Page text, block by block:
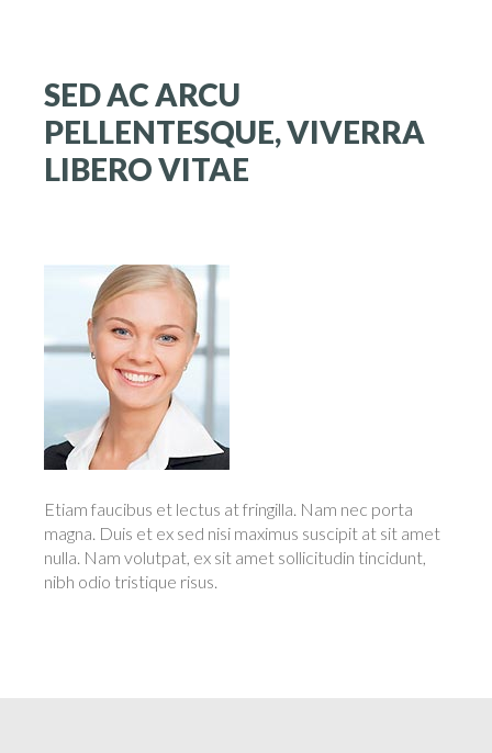
SEDACARCU
PELLENTESQUE,VIVERRA
LIBEROVITAE
Etiam faucibus et lectus at fringilla. Nam nec porta
magna. Duis et ex sed nisi maximus suscipit at sit amet
nulla. Nam volutpat, ex sit amet sollicitudin tincidunt,
nibh odio tristique risus.